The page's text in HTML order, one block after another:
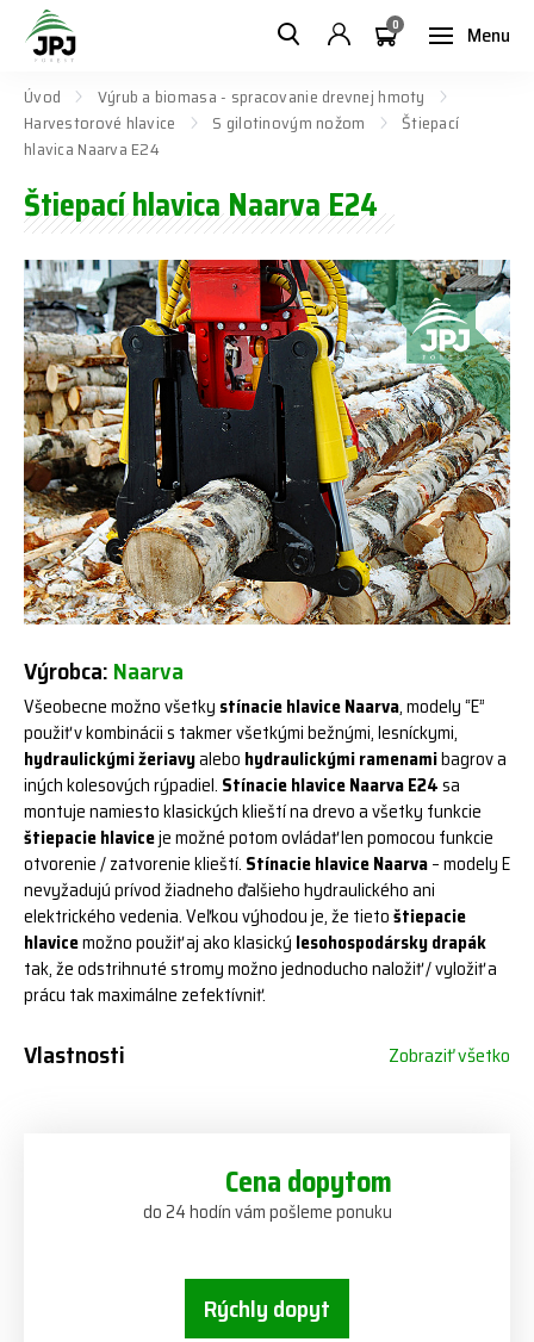
Menu
0
Úvod
Výrub a biomasa - spracovanie drevnej hmoty
Harvestorové hlavice
S gilotinovým nožom
Štiepací
hlavica Naarva E24
Štiepací hlavica Naarva E24
Výrobca:Naarva
Všeobecne možno všetky stínacie hlavice Naarva, modely “E”
použiť v kombinácii s takmer všetkými bežnými, lesníckymi,
hydraulickými žeriavyalebo hydraulickými ramenamibagrov a
iných kolesových rýpadiel. Stínacie hlavice Naarva E24sa
montuje namiesto klasických klieští na drevo a všetky funkcie
štiepacie hlaviceje možné potom ovládať len pomocou funkcie
otvorenie / zatvorenie klieští. Stínacie hlavice Naarva– modely E
nevyžadujú prívod žiadneho ďalšieho hydraulického ani
elektrického vedenia. Veľkou výhodou je, že tietoštiepacie
hlavicemožno použiť aj ako klasický lesohospodársky drapák
tak, že odstrihnuté stromy možno jednoducho naložiť / vyložiť a
prácu tak maximálne zefektívniť.
Vlastnosti Zobraziť všetko
Cena dopytom
do 24 hodín vám pošleme ponuku
Rýchly dopyt